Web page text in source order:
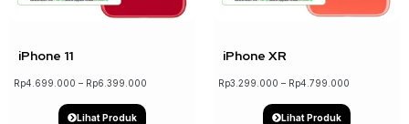
iPhone 11
Rp4.699.000 – Rp6.399.000
Lihat Produk
iPhone XR
Rp3.299.000 – Rp4.799.000
Lihat Produk